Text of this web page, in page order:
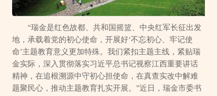
“瑞金是红色故都、共和国摇篮、中央红军长征出发
地，承载着党的初心使命，开展好‘不忘初心、牢记使
命’主题教育意义更加特殊。我们紧扣主题主线，紧贴瑞
金实际，深入贯彻落实习近平总书记视察江西重要讲话
精神，在追根溯源中守初心担使命，在真查实改中解难
题聚民心，推动主题教育扎实开展。”近日，瑞金市委书